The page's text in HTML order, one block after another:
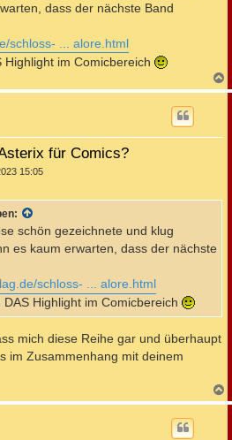
dass der nächste Band
schloss- ... alore.html
im Comicbereich
a
für Comics?
15:05
schön gezeichnete und klug
es kaum erwarten, dass der nächste
schloss- ... alore.html
Highlight im Comicbereich
mich diese Reihe gar und überhaupt
im Zusammenhang mit deinem
a